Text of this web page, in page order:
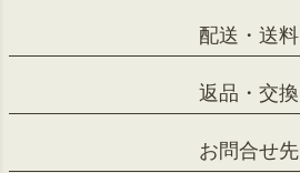
配送・送料
返品・交換
お問合せ先